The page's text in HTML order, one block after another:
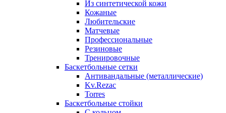
Из синтетической кожи
Кожаные
Любительские
Матчевые
Профессиональные
Резиновые
Тренировочные
Баскетбольные сетки
Антивандальные (металлические)
Kv.Rezac
Torres
Баскетбольные стойки